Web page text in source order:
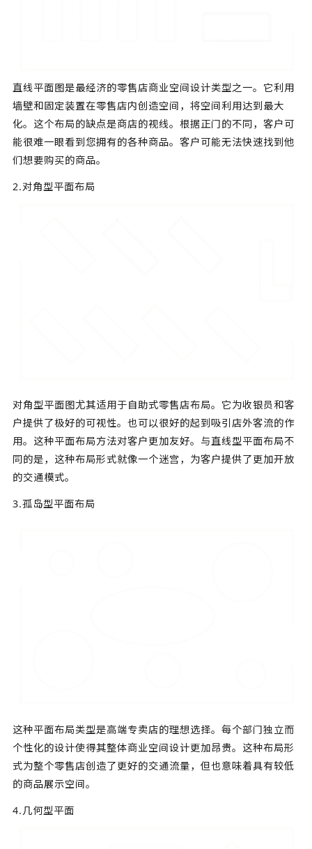
直线平面图是最经济的零售店商业空间设计类型之一。它利用
墙壁和固定装置在零售店内创造空间，将空间利用达到最大
化。这个布局的缺点是商店的视线。根据正门的不同，客户可
能很难一眼看到您拥有的各种商品。客户可能无法快速找到他
们想要购买的商品。
2.对角型平面布局
对角型平面图尤其适用于自助式零售店布局。它为收银员和客
户提供了极好的可视性。也可以很好的起到吸引店外客流的作
用。这种平面布局方法对客户更加友好。与直线型平面布局不
同的是，这种布局形式就像一个迷宫，为客户提供了更加开放
的交通模式。
3.孤岛型平面布局
这种平面布局类型是高端专卖店的理想选择。每个部门独立而
个性化的设计使得其整体商业空间设计更加昂贵。这种布局形
式为整个零售店创造了更好的交通流量，但也意味着具有较低
的商品展示空间。
4.几何型平面